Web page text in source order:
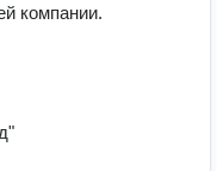
компании.